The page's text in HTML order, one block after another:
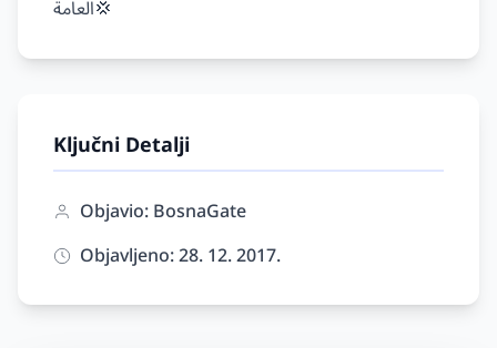
Ključni Detalji
Objavio: BosnaGate
Objavljeno: 28. 12. 2017.